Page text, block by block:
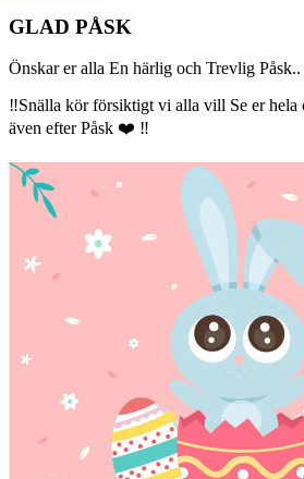
GLAD PÅSK
Önskar er alla En härlig och Trevlig Påsk..
‼️Snälla kör försiktigt vi alla vill Se er hela
även efter Påsk ❤️ ‼️